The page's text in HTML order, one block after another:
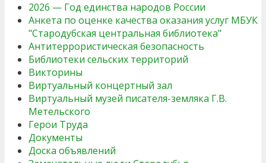
2026 — Год единства народов России
Анкета по оценке качества оказания услуг МБУК
"Стародубская центральная библиотека"
Антитеррористическая безопасность
Библиотеки сельских территорий
Викторины
Виртуальный концертный зал
Виртуальный музей писателя-земляка Г.В.
Метельского
Герои Труда
Документы
Доска объявлений